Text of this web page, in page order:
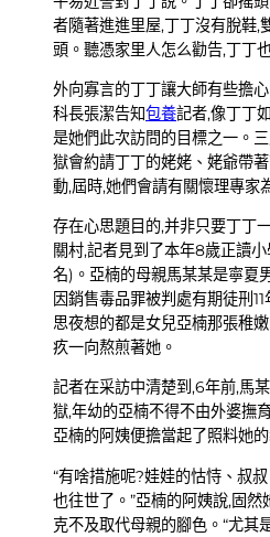
者隨著進進里屋,丁丁沒有脫鞋,
頭。聽憑家里人怎么勸告,丁丁
外向寡言的丁丁讓大師有些擔
科長張潔告知包養記者,像丁丁
是她們此次訪問的目標之一。
獄會約請丁丁的姥姥、姥爺帶
動,屆時,她們會請有關懷理專家
存在心思題目的,并非只要丁丁
關村,記者見到了本年8歲正讀
名)。亞楠的母親馬某某是寧夏
因銷售毒品罪被判處有期徒刑
思夜想的都是女兒亞楠那張稚
疚一向熬煎著她。
記者在采訪中清楚到,6年前,馬
獄,年幼的亞楠不得不由外婆撫
亞楠的阿姨便擔當起了照料她的
“有啥措施呢?娃娃的怙恃、叔
也往世了。”亞楠的阿姨說,固
克不及取代母親的腳色。“尤其